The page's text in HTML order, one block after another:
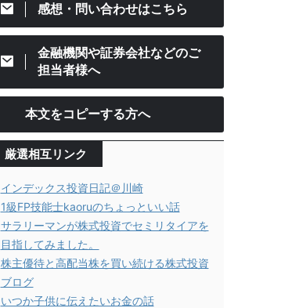
感想・問い合わせはこちら
金融機関や証券会社などのご
担当者様へ
本文をコピーする方へ
厳選相互リンク
インデックス投資日記＠川崎
1級FP技能士kaoruのちょっといい話
サラリーマンが株式投資でセミリタイアを
目指してみました。
株主優待と高配当株を買い続ける株式投資
ブログ
いつか子供に伝えたいお金の話